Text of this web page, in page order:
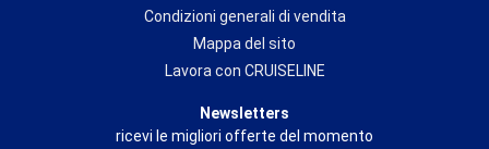
Condizioni generali di vendita
Mappa del sito
Lavora con CRUISELINE
Newsletters
ricevi le migliori offerte del momento